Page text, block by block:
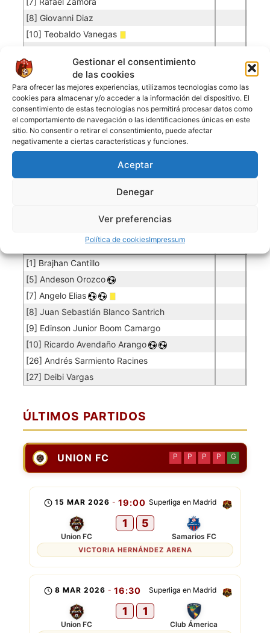
Gestionar el consentimiento
de las cookies
Para ofrecer las mejores experiencias, utilizamos tecnologías como las
cookies para almacenar y/o acceder a la información del dispositivo. El
consentimiento de estas tecnologías nos permitirá procesar datos como
el comportamiento de navegación o las identificaciones únicas en este
sitio. No consentir o retirar el consentimiento, puede afectar
negativamente a ciertas características y funciones.
Aceptar
Denegar
Ver preferencias
Política de cookiesImpressum
[8] Giovanni Diaz
[10] Teobaldo Vanegas
[11] Steven Avila
[23] Santiago Barriga
SAMARIOS FC
Jugador
[21] Jaison Sneider Carvajal
Porteros
[1] Brajhan Cantillo
[5] Andeson Orozco
[7] Angelo Elias
[8] Juan Sebastián Blanco Santrich
[9] Edinson Junior Boom Camargo
[10] Ricardo Avendaño Arango
[26] Andrés Sarmiento Racines
[27] Deibi Vargas
Jugadores de campo
ÚLTIMOS PARTIDOS
UNION FC P P P P G
Superliga en Madrid
15 MAR 2026 - 19:00
Union FC
1 5
Samarios FC
VICTORIA HERNÁNDEZ ARENA
Superliga en Madrid
8 MAR 2026 - 16:30
Union FC
1 1
Club Ámerica